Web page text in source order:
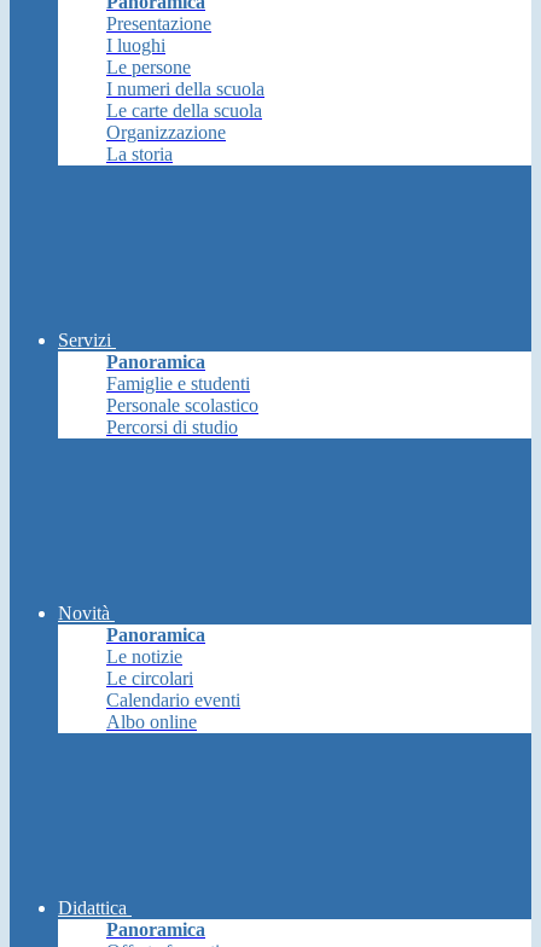
Presentazione
I luoghi
Le persone
I numeri della scuola
Le carte della scuola
Organizzazione
La storia
Servizi
Panoramica
Famiglie e studenti
Personale scolastico
Percorsi di studio
Novità
Panoramica
Le notizie
Le circolari
Calendario eventi
Albo online
Didattica
Panoramica